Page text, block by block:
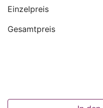
Einzelpreis
Gesamtpreis